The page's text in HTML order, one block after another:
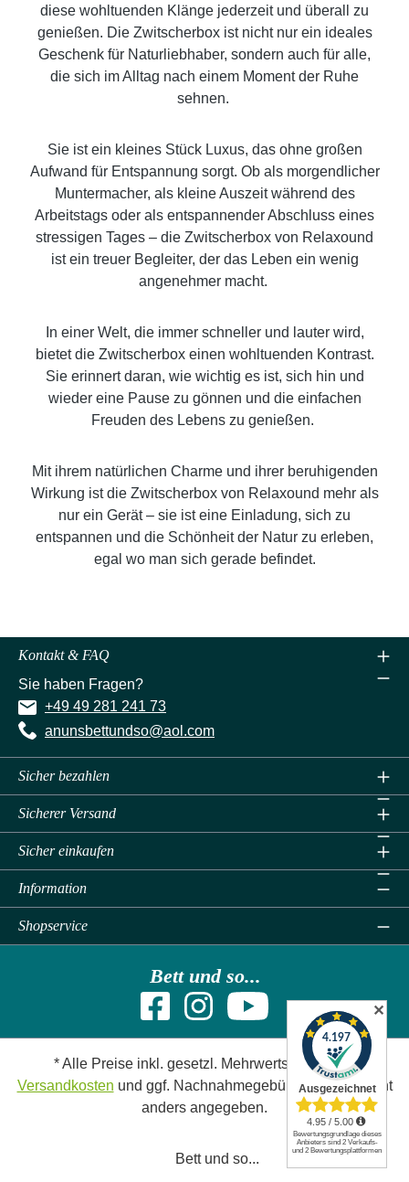
diese wohltuenden Klänge jederzeit und überall zu
genießen. Die Zwitscherbox ist nicht nur ein ideales
Geschenk für Naturliebhaber, sondern auch für alle,
die sich im Alltag nach einem Moment der Ruhe
sehnen.
Sie ist ein kleines Stück Luxus, das ohne großen
Aufwand für Entspannung sorgt. Ob als morgendlicher
Muntermacher, als kleine Auszeit während des
Arbeitstags oder als entspannender Abschluss eines
stressigen Tages – die Zwitscherbox von Relaxound
ist ein treuer Begleiter, der das Leben ein wenig
angenehmer macht.
In einer Welt, die immer schneller und lauter wird,
bietet die Zwitscherbox einen wohltuenden Kontrast.
Sie erinnert daran, wie wichtig es ist, sich hin und
wieder eine Pause zu gönnen und die einfachen
Freuden des Lebens zu genießen.
Mit ihrem natürlichen Charme und ihrer beruhigenden
Wirkung ist die Zwitscherbox von Relaxound mehr als
nur ein Gerät – sie ist eine Einladung, sich zu
entspannen und die Schönheit der Natur zu erleben,
egal wo man sich gerade befindet.
Kontakt & FAQ
Sie haben Fragen?
+49 49 281 241 73
anunsbettundso@aol.com
Sicher bezahlen
Sicherer Versand
Sicher einkaufen
Bett und so...
Information
Shopservice
* Alle Preise inkl. gesetzl. Mehrwertsteuer zzgl.
Versandkosten und ggf. Nachnahmegebühren, wenn nicht
anders angegeben.
Bett und so...
✕